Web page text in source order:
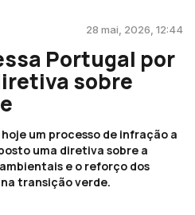
28 mai, 2026, 12:44
Portugal por
sobre
um processo de infração a
uma diretiva sobre a
e o reforço dos
transição verde.